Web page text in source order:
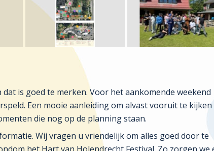
is goed te merken. Voor het aankomende weekend
Een mooie aanleiding om alvast vooruit te kijken
die nog op de planning staan.
Wij vragen u vriendelijk om alles goed door te